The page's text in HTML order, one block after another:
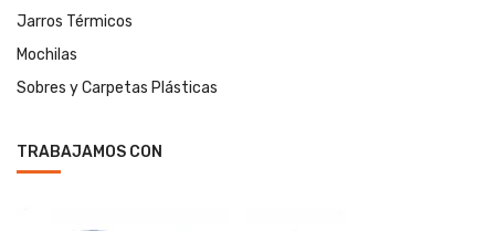
Jarros Térmicos
Mochilas
Sobres y Carpetas Plásticas
TRABAJAMOS CON